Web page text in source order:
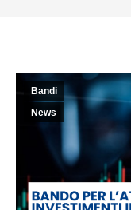
Bandi
News